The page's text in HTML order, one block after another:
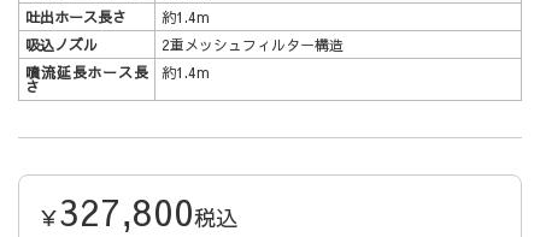
吐出ホース長さ
約1.4m
吸込ノズル
2重メッシュフィルター構造
噴流延長ホース長
さ
約1.4m
￥327,800税込